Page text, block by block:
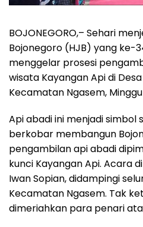
BOJONEGORO,– Sehari
Bojonegoro (HJB) yang ke-
menggelar prosesi
wisata Kayangan Api di
Kecamatan Ngasem,
Api abadi ini menjadi
berkobar membangun
pengambilan api abadi
kunci Kayangan Api. Acara
Iwan Sopian, didampingi
Kecamatan Ngasem. Tak
dimeriahkan para penari